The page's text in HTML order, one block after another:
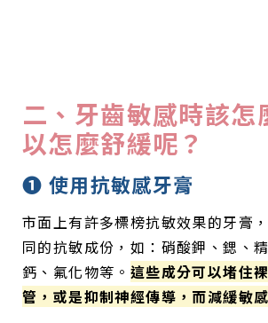
二、牙齒敏感時該怎
以怎麼舒緩呢？
➊ 使用抗敏感牙膏
市面上有許多標榜抗敏效果的牙膏
同的抗敏成份，如：硝酸鉀、鍶、
鈣、氟化物等。 這些成分可以堵住
管，或是抑制神經傳導，而減緩敏